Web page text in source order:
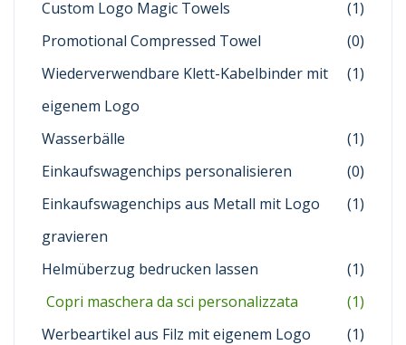
Custom Logo Magic Towels
(1)
Promotional Compressed Towel
(0)
Wiederverwendbare Klett-Kabelbinder mit
eigenem Logo
(1)
Wasserbälle
(1)
Einkaufswagenchips personalisieren
(0)
Einkaufswagenchips aus Metall mit Logo
gravieren
(1)
Helmüberzug bedrucken lassen
(1)
Copri maschera da sci personalizzata
(1)
Werbeartikel aus Filz mit eigenem Logo
(1)